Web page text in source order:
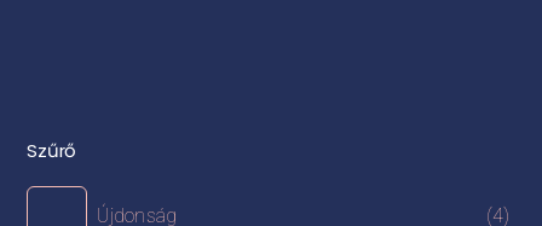
Szűrő
Újdonság (4)